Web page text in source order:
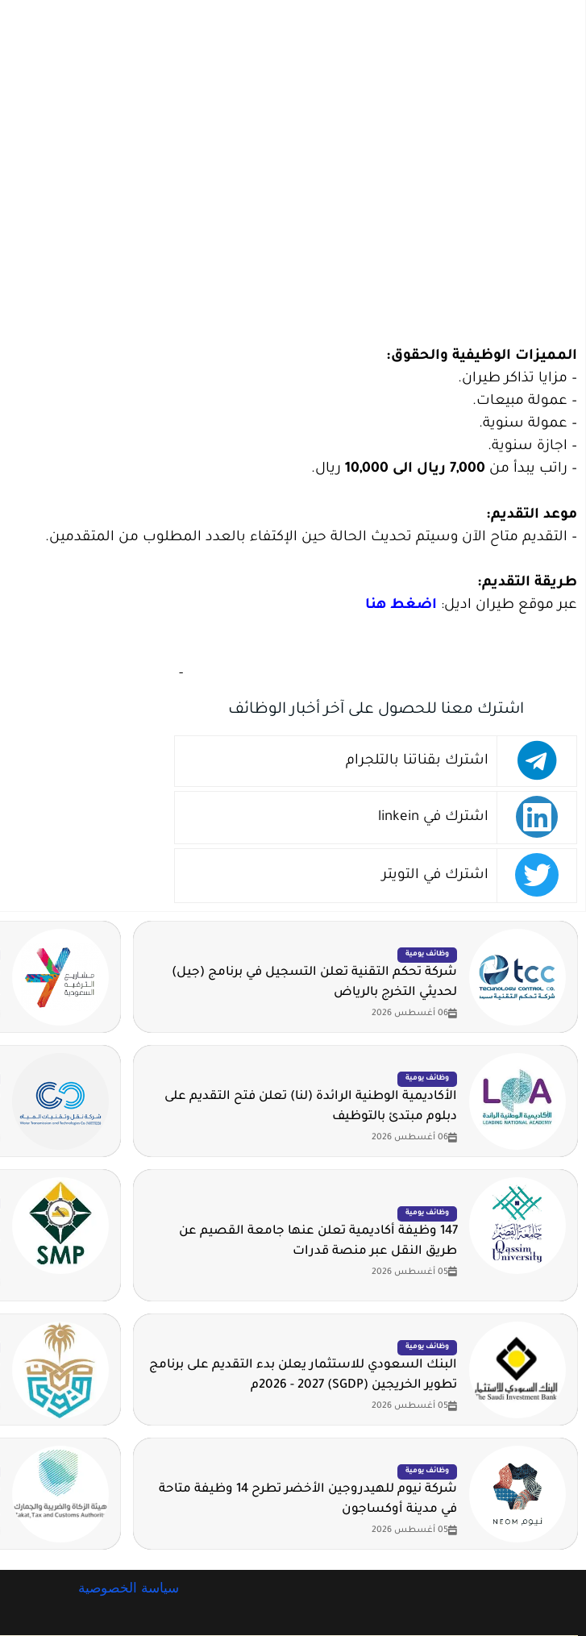
المميزات الوظيفية والحقوق:
– مزايا تذاكر طيران.
– عمولة مبيعات.
– عمولة سنوية.
– اجازة سنوية.
– راتب يبدأ من 7,000 ريال الى 10,000 ريال.
موعد التقديم:
– التقديم متاح الآن وسيتم تحديث الحالة حين الإكتفاء بالعدد المطلوب من المتقدمين.
طريقة التقديم:
عبر موقع طيران اديل: اضغط هنا
-‏
اشترك معنا للحصول على آخر أخبار الوظائف
اشترك بقناتنا بالتلجرام
اشترك في linkein
اشترك في التويتر
وظائف يومية
شركة تحكم التقنية تعلن التسجيل في برنامج (جيل)
لحديثي التخرج بالرياض
06 أغسطس 2026
وظائف يومية
الأكاديمية الوطنية الرائدة (لنا) تعلن فتح التقديم على
دبلوم مبتدئ بالتوظيف
06 أغسطس 2026
وظائف يومية
147 وظيفة أكاديمية تعلن عنها جامعة القصيم عن
طريق النقل عبر منصة قدرات
05 أغسطس 2026
وظائف يومية
البنك السعودي للاستثمار يعلن بدء التقديم على برنامج
تطوير الخريجين (SGDP) 2026 - 2027م
05 أغسطس 2026
وظائف يومية
شركة نيوم للهيدروجين الأخضر تطرح 14 وظيفة متاحة
في مدينة أوكساجون
05 أغسطس 2026
سياسة الخصوصية